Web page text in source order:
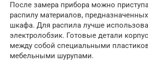
После замера прибора можно
распилу материалов,
шкафа. Для распила лучше
электролобзик. Готовые детали
между собой специальными
мебельными шурупами.